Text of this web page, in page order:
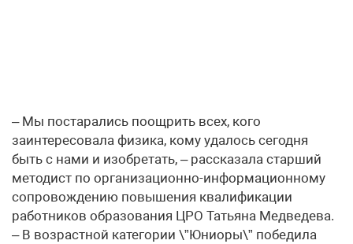
– Мы постарались поощрить всех, кого
заинтересовала физика, кому удалось сегодня
быть с нами и изобретать, – рассказала старший
методист по организационно-информационному
сопровождению повышения квалификации
работников образования ЦРО Татьяна Медведева.
– В возрастной категории \”Юниоры\” победила